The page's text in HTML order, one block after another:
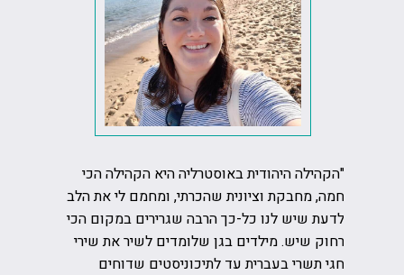
"‏הקהילה היהודית באוסטרליה היא הקהילה הכי
חמה, מחבקת וציונית שהכרתי, ומחמם לי את הלב
לדעת שיש לנו כל-כך הרבה שגרירים במקום הכי
רחוק שיש. מילדים בגן שלומדים לשיר את שירי
חגי תשרי בעברית עד לתיכוניסטים שדוחים